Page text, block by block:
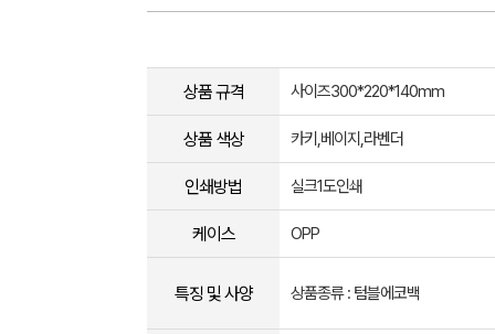
상품 규격 사이즈300*220*140mm
상품 색상 카키,베이지,라벤더
인쇄방법 실크1도인쇄
케이스 OPP
특징 및 사양 상품종류 : 텀블에코백